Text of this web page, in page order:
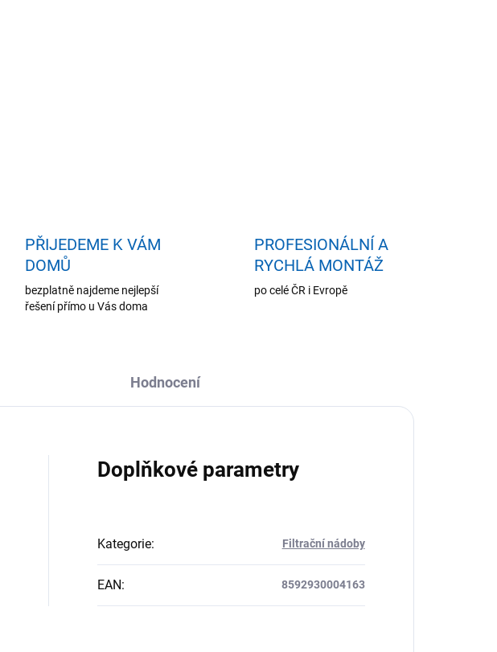
PŘIJEDEME K VÁM
DOMŮ
bezplatně najdeme nejlepší
řešení přímo u Vás doma
PROFESIONÁLNÍ A
RYCHLÁ MONTÁŽ
po celé ČR i Evropě
Hodnocení
Doplňkové parametry
Kategorie: Filtrační nádoby
EAN: 8592930004163